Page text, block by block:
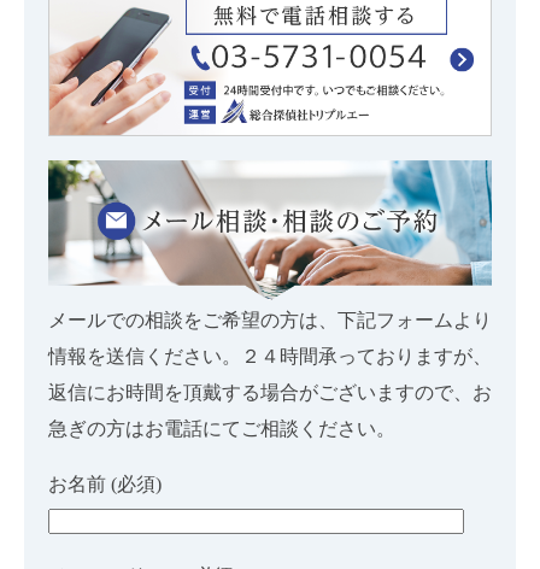
メールでの相談をご希望の方は、下記フォームより
情報を送信ください。２４時間承っておりますが、
返信にお時間を頂戴する場合がございますので、お
急ぎの方はお電話にてご相談ください。
お名前 (必須)